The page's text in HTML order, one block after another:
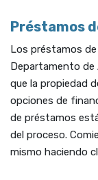
Préstamos
Los préstamos
Departamento de
que la propiedad
opciones de
de préstamos
del proceso.
mismo haciendo